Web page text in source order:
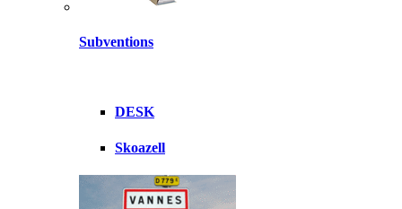
Subventions
DESK
Skoazell